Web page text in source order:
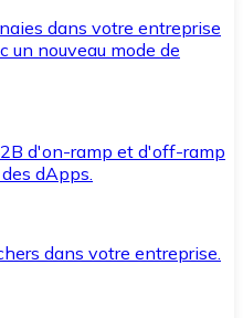
dans votre entreprise
un nouveau mode de
d'on-ramp et d'off-ramp
dApps.
dans votre entreprise.